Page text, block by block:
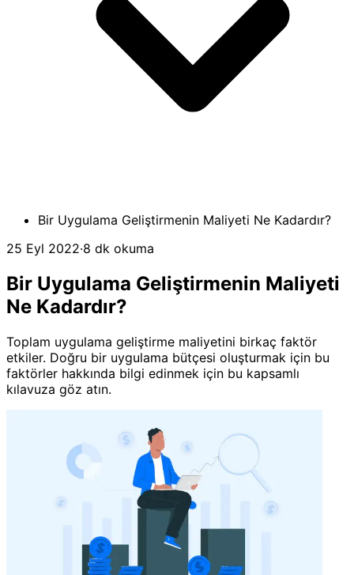
Bir Uygulama Geliştirmenin Maliyeti Ne Kadardır?
25 Eyl 2022·8 dk okuma
Bir Uygulama Geliştirmenin Maliyeti
Ne Kadardır?
Toplam uygulama geliştirme maliyetini birkaç faktör
etkiler. Doğru bir uygulama bütçesi oluşturmak için bu
faktörler hakkında bilgi edinmek için bu kapsamlı
kılavuza göz atın.